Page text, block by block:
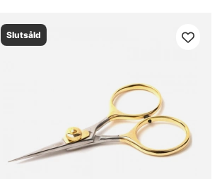
Slutsåld